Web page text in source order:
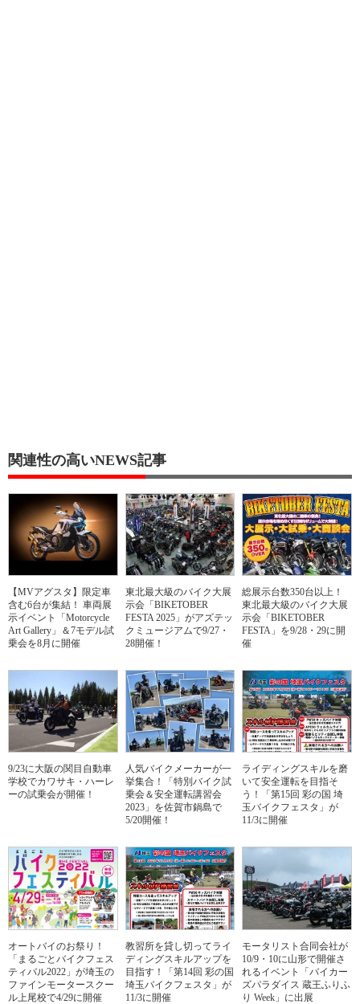
関連性の高いNEWS記事
【MVアグスタ】限定車
含む6台が集結！ 車両展
示イベント「Motorcycle
Art Gallery」＆7モデル試
乗会を8月に開催
東北最大級のバイク大展
示会「BIKETOBER
FESTA 2025」がアズテッ
クミュージアムで9/27・
28開催！
総展示台数350台以上！
東北最大級のバイク大展
示会「BIKETOBER
FESTA」を9/28・29に開
催
9/23に大阪の関目自動車
学校でカワサキ・ハーレ
ーの試乗会が開催！
人気バイクメーカーが一
挙集合！「特別バイク試
乗会＆安全運転講習会
2023」を佐賀市鍋島で
5/20開催！
ライディングスキルを磨
いて安全運転を目指そ
う！「第15回 彩の国 埼
玉バイクフェスタ」が
11/3に開催
オートバイのお祭り！
「まるごとバイクフェス
ティバル2022」が埼玉の
ファインモータースクー
ル上尾校で4/29に開催
教習所を貸し切ってライ
ディングスキルアップを
目指す！「第14回 彩の国
埼玉バイクフェスタ」が
11/3に開催
モータリスト合同会社が
10/9・10に山形で開催さ
れるイベント「バイカー
ズパラダイス 蔵王ふりふ
り Week」に出展